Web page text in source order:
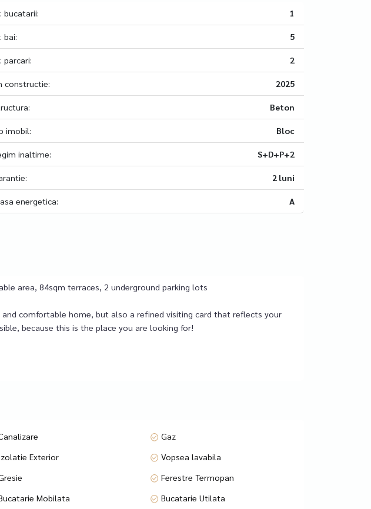
bucatarii: 1
bai: 5
parcari: 2
constructie: 2025
Beton
imobil: Bloc
inaltime: S+D+P+2
2 luni
energetica: A
area, 84sqm terraces, 2 underground parking lots
comfortable home, but also a refined visiting card that reflects your
because this is the place you are looking for!
and 2 parking spaces in the building's basement. There are 4
meetings and private events.
available.
spatioasa si confortabila, ci si o carte de vizita rafinata care sa
Gaz
Exterior
Vopsea lavabila
Ferestre Termopan
Mobilata
Bucatarie Utilata